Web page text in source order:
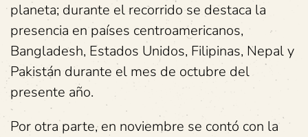
planeta; durante el recorrido se destaca la
presencia en países centroamericanos,
Bangladesh, Estados Unidos, Filipinas, Nepal y
Pakistán durante el mes de octubre del
presente año.
Por otra parte, en noviembre se contó con la